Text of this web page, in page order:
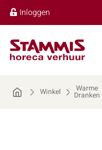
Inloggen
Winkel Warme
Dranken